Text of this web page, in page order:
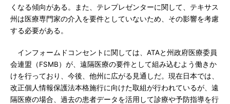
くなる傾向がある。また、テレプレゼンターに関して、テキサス
州は医療専門家の介入を要件としていないため、その影響を考慮
する必要がある。
インフォームドコンセントに関しては、ATAと州政府医療委員
会連盟（FSMB）が、遠隔医療の要件として組み込むよう働きか
けを行っており、今後、他州に広がる見通しだ。現在日本では、
改正個人情報保護法本格施行に向けた取組が行われているが、遠
隔医療の場合、過去の患者データを活用して診療や予防指導を行